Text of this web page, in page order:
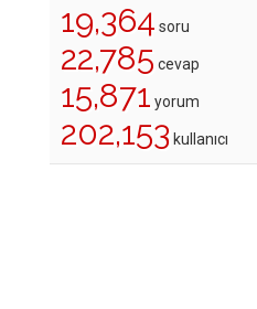
19,364 soru
22,785 cevap
15,871 yorum
202,153 kullanıcı